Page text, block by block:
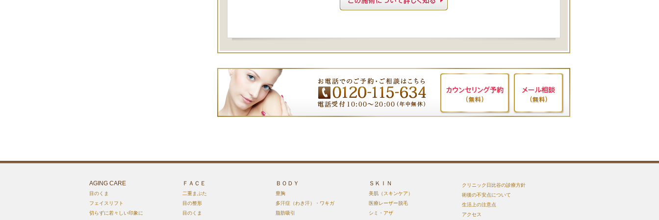
AGING CARE
目のくま
フェイスリフト
切らずに若々しい印象に
ＦＡＣＥ
二重まぶた
目の整形
目のくま
ＢＯＤＹ
豊胸
多汗症（わき汗）・ワキガ
脂肪吸引
ＳＫＩＮ
美肌（スキンケア）
医療レーザー脱毛
シミ・アザ
クリニック日比谷の診療方針
術後の不安点について
生活上の注意点
アクセス